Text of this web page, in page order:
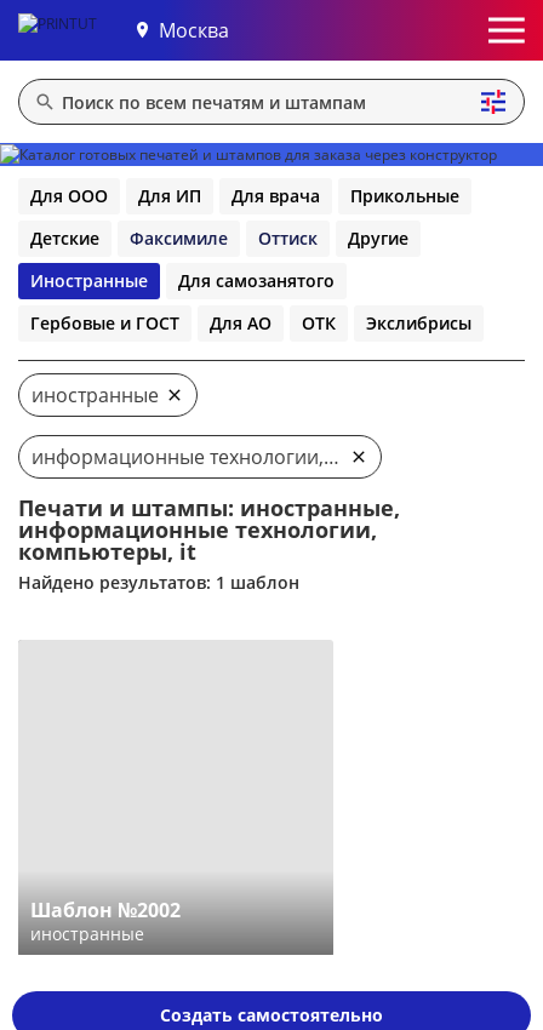
Москва
Для ООО Для ИП Для врача
Прикольные
Детские
Факсимиле Оттиск
Другие
Иностранные
Для самозанятого
Гербовые и ГОСТ
Для АО ОТК Экслибрисы
иностранные
информационные технологии, компьютеры, it
Печати и штампы: иностранные,
информационные технологии,
компьютеры, it
Найдено результатов: 1 шаблон
Шаблон №2002
иностранные
Создать самостоятельно